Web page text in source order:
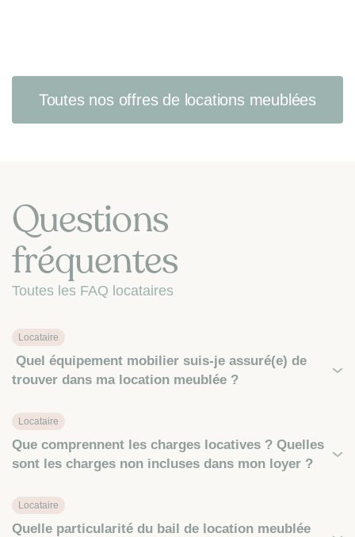
Toutes nos offres de locations meublées
Questions
fréquentes
Toutes les FAQ locataires
Locataire
Quel équipement mobilier suis-je assuré(e) de
trouver dans ma location meublée ?
Locataire
Que comprennent les charges locatives ? Quelles
sont les charges non incluses dans mon loyer ?
Locataire
Quelle particularité du bail de location meublée